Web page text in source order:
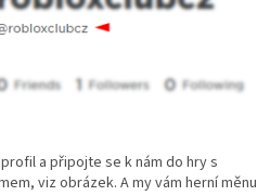
a připojte se k nám do hry s
viz obrázek. A my vám herní měnu